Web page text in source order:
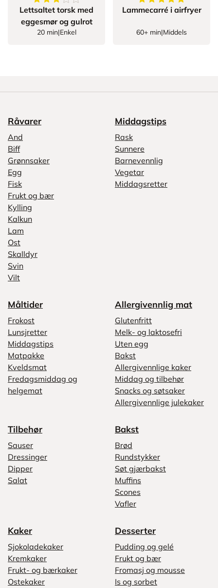
Lettsaltet torsk med
eggesmør og gulrot
20 min|Enkel
Lammecarré i airfryer
60+ min|Middels
Råvarer
And
Biff
Grønnsaker
Egg
Fisk
Frukt og bær
Kylling
Kalkun
Lam
Ost
Skalldyr
Svin
Vilt
Middagstips
Rask
Sunnere
Barnevennlig
Vegetar
Middagsretter
Måltider
Frokost
Lunsjretter
Middagstips
Matpakke
Kveldsmat
Fredagsmiddag og
helgemat
Allergivennlig mat
Glutenfritt
Melk- og laktosefri
Uten egg
Bakst
Allergivennlige kaker
Middag og tilbehør
Snacks og søtsaker
Allergivennlige julekaker
Tilbehør
Sauser
Dressinger
Dipper
Salat
Bakst
Brød
Rundstykker
Søt gjærbakst
Muffins
Scones
Vafler
Kaker
Sjokoladekaker
Kremkaker
Frukt- og bærkaker
Ostekaker
Desserter
Pudding og gelé
Frukt og bær
Fromasj og mousse
Is og sorbet